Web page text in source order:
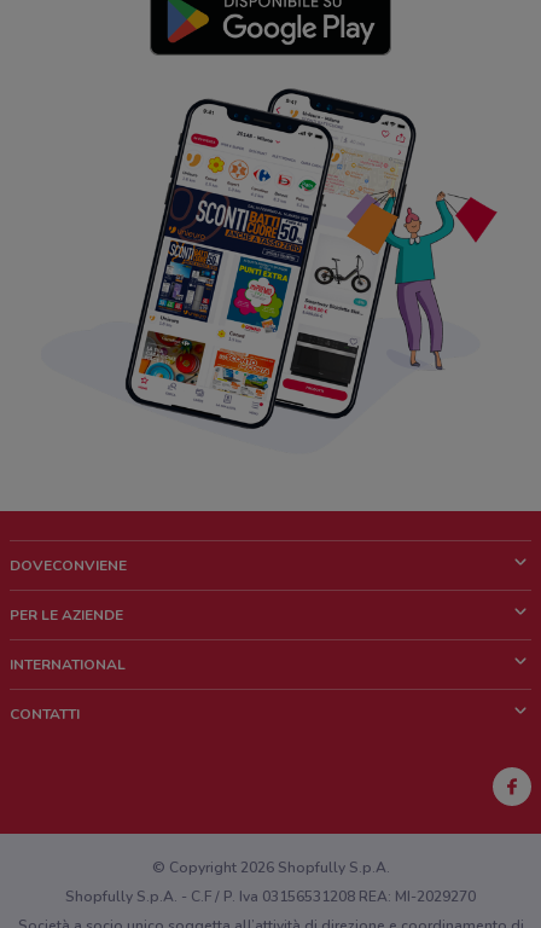
DOVECONVIENE
Chi siamo
Lavora con noi
PER LE AZIENDE
Richieste commerciali e marketing
INTERNATIONAL
CONTATTI
Hai un malfunzionamento sul web o sull'app?
© Copyright 2026 Shopfully S.p.A.
Shopfully S.p.A. - C.F / P. Iva 03156531208 REA: MI-2029270